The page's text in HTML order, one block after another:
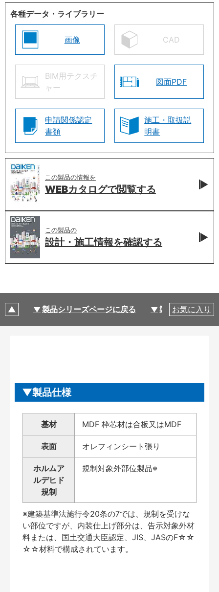
各種データ・ライブラリー
画像 CAD
BIM用テクスチ
ャー
図面PDF
申請関係認定
書類
施工・取扱説
明書
この製品の情報を
WEBカタログで閲覧する
この製品の
設計・施工情報を確認する
製品シリーズページに戻る 製品仕様
お気に入り
製品仕様
基材 MDF 枠芯材は合板又はMDF
表面 オレフィンシート張り
ホルムア
ルデヒド
規制
規制対象外部位製品※
※建築基準法施行令20条の7では、規制を受けな
い部位ですが、内装仕上げ部分は、告示対象外材
料または、国土交通大臣認定、JIS、JASのF☆☆
☆☆材料で構成されています。